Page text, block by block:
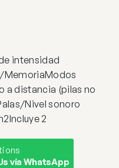
intensidad
a distancia (pilas no
Nivel sonoro
2
via WhatsApp